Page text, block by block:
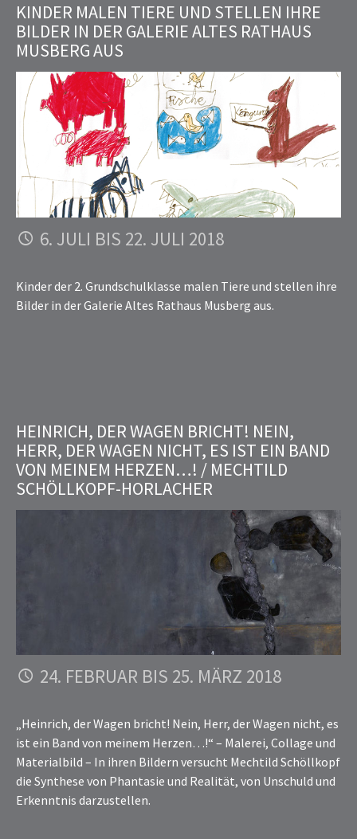
KINDER MALEN TIERE UND STELLEN IHRE
BILDER IN DER GALERIE ALTES RATHAUS
MUSBERG AUS
6. JULI BIS 22. JULI 2018
Kinder der 2. Grundschulklasse malen Tiere und stellen ihre
Bilder in der Galerie Altes Rathaus Musberg aus.
HEINRICH, DER WAGEN BRICHT! NEIN,
HERR, DER WAGEN NICHT, ES IST EIN BAND
VON MEINEM HERZEN…! / MECHTILD
SCHÖLLKOPF-HORLACHER
24. FEBRUAR BIS 25. MÄRZ 2018
„Heinrich, der Wagen bricht! Nein, Herr, der Wagen nicht, es
ist ein Band von meinem Herzen…!“ – Malerei, Collage und
Materialbild – In ihren Bildern versucht Mechtild Schöllkopf
die Synthese von Phantasie und Realität, von Unschuld und
Erkenntnis darzustellen.